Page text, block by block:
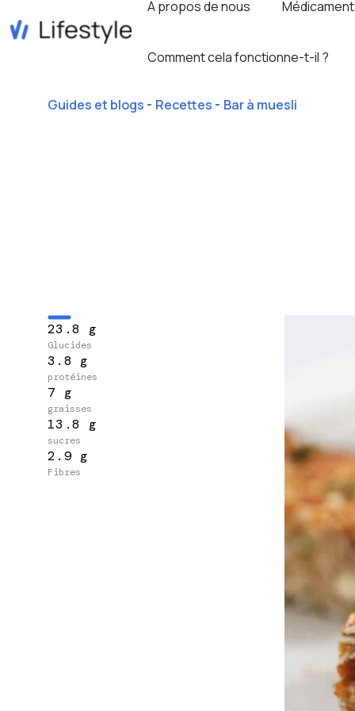
A propos de nous
Comment cela fonctionne-t-il ?
Guides et blogs Recettes Bar à muesli
23.8 g
Glucides
3.8 g
protéines
7 g
graisses
13.8 g
sucres
2.9 g
Fibres